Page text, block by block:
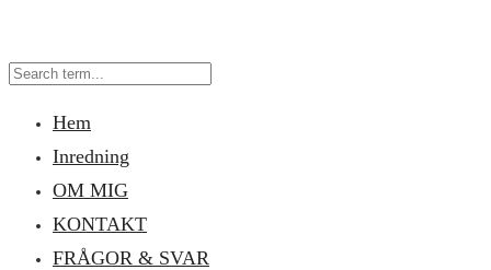
Hem
Inredning
OM MIG
KONTAKT
FRÅGOR & SVAR